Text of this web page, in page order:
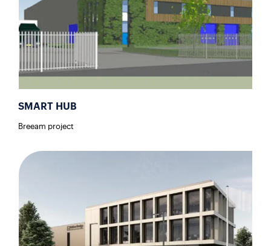
SMART HUB
Breeam project